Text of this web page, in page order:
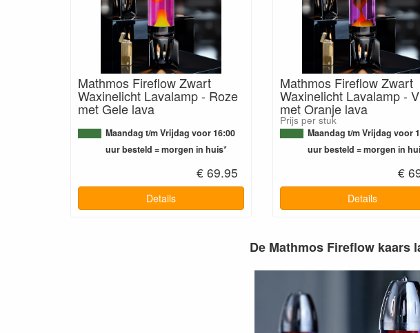
Mathmos Fireflow Zwart
Waxinelicht Lavalamp - Roze
met Gele lava
Maandag t/m Vrijdag voor 16:00
uur besteld = morgen in huis*
€ 69.95
Details
Mathmos Fireflow Zwart
Waxinelicht Lavalamp -
met Oranje lava
Prijs per stuk
Maandag t/m Vrijdag voor
uur besteld = morgen in
€
Details
De Mathmos Fireflow kaars